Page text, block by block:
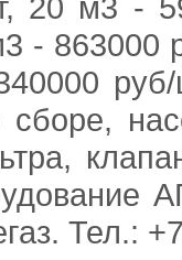
- 863000
Тел.: